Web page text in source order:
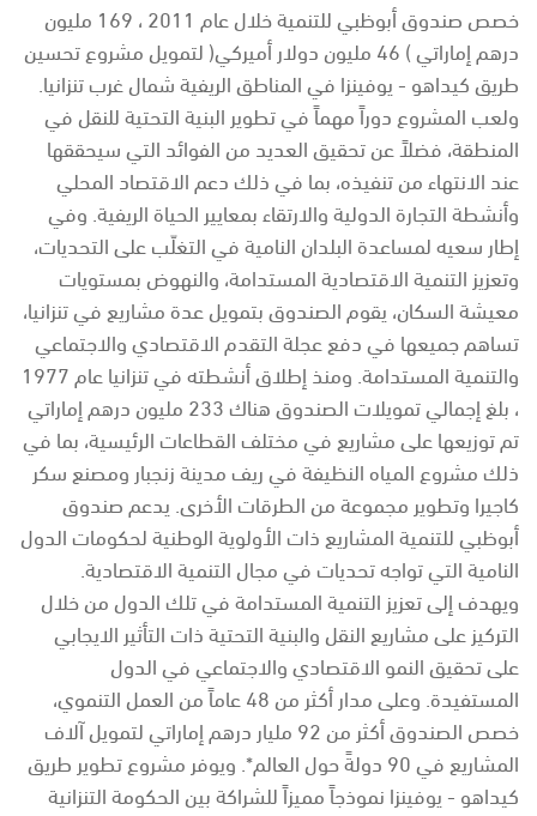
خصص صندوق أبوظبي للتنمية خلال عام 2011 ، 169 مليون
درهم إماراتي ) 46 مليون دولار أميركي( لتمويل مشروع تحسين
طريق كيداهو - يوفينزا في المناطق الريفية شمال غرب تنزانيا.
ولعب المشروع دوراً مهماً في تطوير البنية التحتية للنقل في
المنطقة، فضلاً عن تحقيق العديد من الفوائد التي سيحققها
عند الانتهاء من تنفيذه، بما في ذلك دعم الاقتصاد المحلي
وأنشطة التجارة الدولية والارتقاء بمعايير الحياة الريفية. وفي
إطار سعيه لمساعدة البلدان النامية في التغلّب على التحديات،
وتعزيز التنمية الاقتصادية المستدامة، والنهوض بمستويات
معيشة السكان، يقوم الصندوق بتمويل عدة مشاريع في تنزانيا،
تساهم جميعها في دفع عجلة التقدم الاقتصادي والاجتماعي
والتنمية المستدامة. ومنذ إطلاق أنشطته في تنزانيا عام 1977
، بلغ إجمالي تمويلات الصندوق هناك 233 مليون درهم إماراتي
تم توزيعها على مشاريع في مختلف القطاعات الرئيسية، بما في
ذلك مشروع المياه النظيفة في ريف مدينة زنجبار ومصنع سكر
كاجيرا وتطوير مجموعة من الطرقات الأخرى. يدعم صندوق
أبوظبي للتنمية المشاريع ذات الأولوية الوطنية لحكومات الدول
النامية التي تواجه تحديات في مجال التنمية الاقتصادية.
ويهدف إلى تعزيز التنمية المستدامة في تلك الدول من خلال
التركيز على مشاريع النقل والبنية التحتية ذات التأثير الايجابي
على تحقيق النمو الاقتصادي والاجتماعي في الدول
المستفيدة. وعلى مدار أكثر من 48 عاماً من العمل التنموي،
خصص الصندوق أكثر من 92 مليار درهم إماراتي لتمويل آلاف
المشاريع في 90 دولةً حول العالم*. ويوفر مشروع تطوير طريق
كيداهو - يوفينزا نموذجاً مميزاً للشراكة بين الحكومة التنزانية